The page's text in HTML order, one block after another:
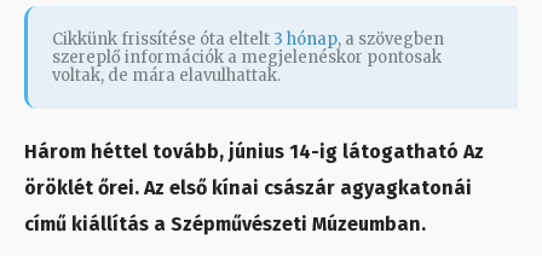
Cikkünk frissítése óta eltelt 3 hónap, a szövegben
szereplő információk a megjelenéskor pontosak
voltak, de mára elavulhattak.
Három héttel tovább, június 14-ig látogatható Az
öröklét őrei. Az első kínai császár agyagkatonái
című kiállítás a Szépművészeti Múzeumban.